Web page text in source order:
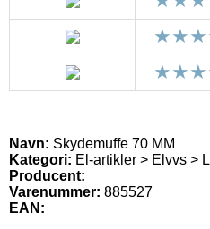
Navn: Skydemuffe 70 MM
Kategori: El-artikler > Elvvs >
Producent:
Varenummer: 885527
EAN: